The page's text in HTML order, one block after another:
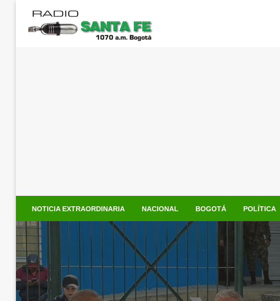
contenido
NOTICIA EXTRAORDINARIA NACIONAL BOGOTÁ POLÍTICA